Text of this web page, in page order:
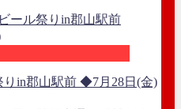
りin郡山駅前 ◆7月28日(金)